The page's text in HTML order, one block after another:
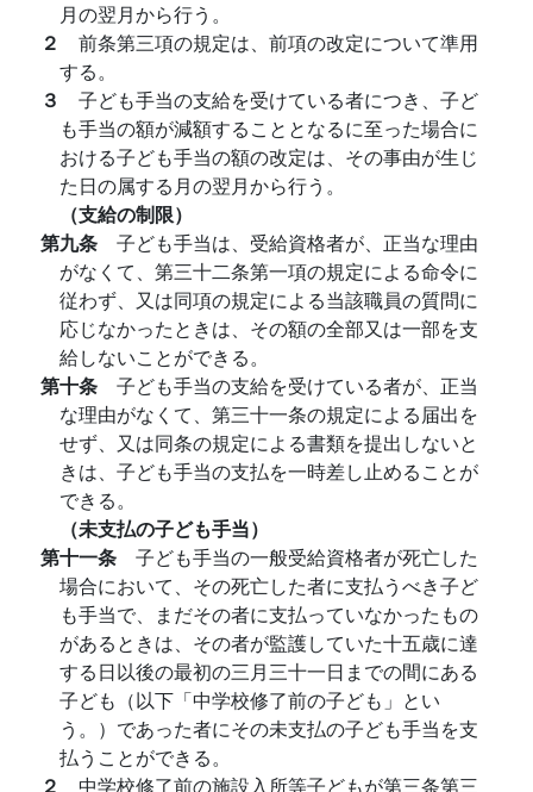
月の翌月から行う。
２ 前条第三項の規定は、前項の改定について準用
する。
３ 子ども手当の支給を受けている者につき、子ど
も手当の額が減額することとなるに至った場合に
おける子ども手当の額の改定は、その事由が生じ
た日の属する月の翌月から行う。
（支給の制限）
第九条 子ども手当は、受給資格者が、正当な理由
がなくて、第三十二条第一項の規定による命令に
従わず、又は同項の規定による当該職員の質問に
応じなかったときは、その額の全部又は一部を支
給しないことができる。
第十条 子ども手当の支給を受けている者が、正当
な理由がなくて、第三十一条の規定による届出を
せず、又は同条の規定による書類を提出しないと
きは、子ども手当の支払を一時差し止めることが
できる。
（未支払の子ども手当）
第十一条 子ども手当の一般受給資格者が死亡した
場合において、その死亡した者に支払うべき子ど
も手当で、まだその者に支払っていなかったもの
があるときは、その者が監護していた十五歳に達
する日以後の最初の三月三十一日までの間にある
子ども（以下「中学校修了前の子ども」とい
う。）であった者にその未支払の子ども手当を支
払うことができる。
２ 中学校修了前の施設入所等子どもが第三条第三